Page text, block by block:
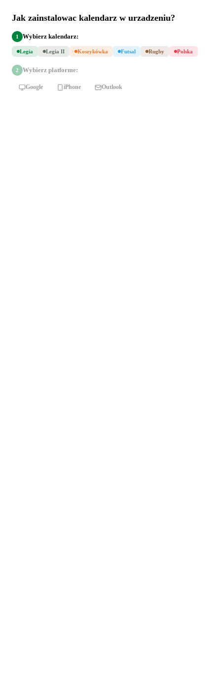
Jak zainstalowac kalendarz w urzadzeniu?
1 Wybierz kalendarz:
Legia Legia II Koszykówka Futsal Rugby Polska
2 Wybierz platforme:
Google iPhone Outlook